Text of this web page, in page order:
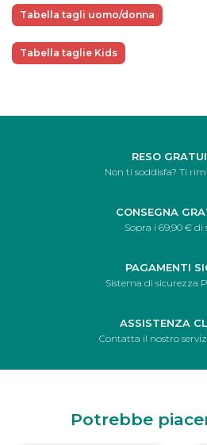
Tabella tagli uomo/donna
Tabella taglie Kids
RESO
Non ti soddisfa? Ti
CONSEGNA
Sopra i 69,90 € di
PAGAMENTI
Sistema di sicurezza
ASSISTENZA
Contatta il nostro
Potrebbe